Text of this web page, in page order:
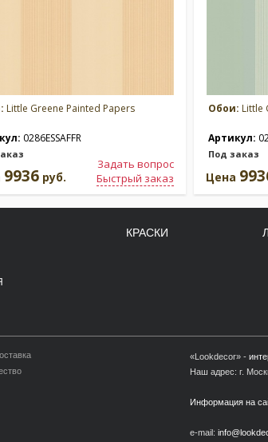
Little Greene Painted Papers
0286ESSAFFR
Задать вопрос
Быстрый заказ
9936 руб.
Обои: Little
Артикул:
Под заказ
Цена
КРАСКИ
«Lookdecor» -
Наш адрес: г.
Информация на
e-mail: